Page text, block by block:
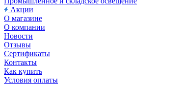
Акции
О магазине
О компании
Новости
Отзывы
Сертификаты
Контакты
Как купить
Условия оплаты